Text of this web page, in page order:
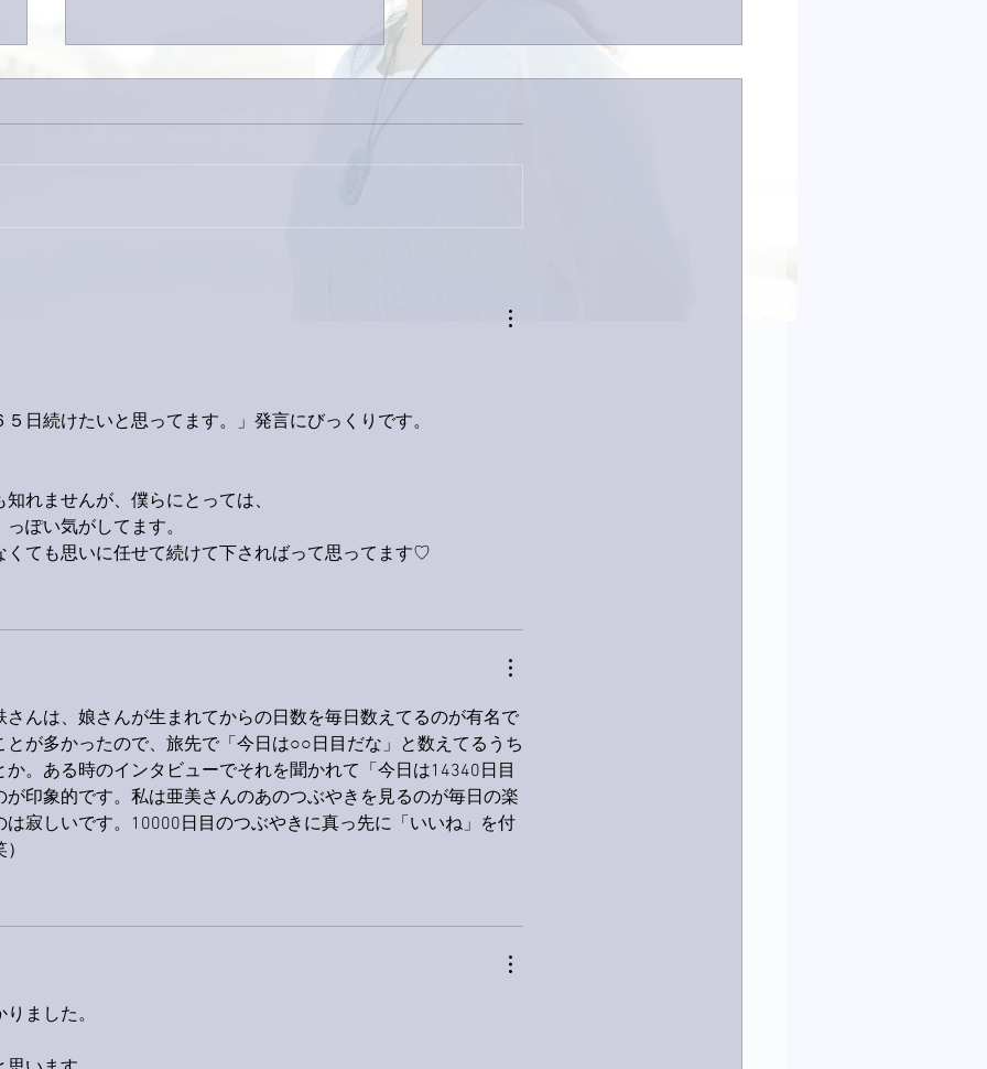
日続けたいと思ってます。」発言にびっくりです。
れませんが、僕らにとっては、
ぽい気がしてます。
くても思いに任せて続けて下さればって思ってます♡
んは、娘さんが生まれてからの日数を毎日数えてるのが有名で
が多かったので、旅先で「今日は○○日目だな」と数えてるうち
。ある時のインタビューでそれを聞かれて「今日は14340日目
印象的です。私は亜美さんのあのつぶやきを見るのが毎日の楽
寂しいです。10000日目のつぶやきに真っ先に「いいね」を付
ました。